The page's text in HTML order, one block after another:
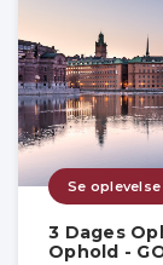
Se oplevelse
3 Dages
Ophold -